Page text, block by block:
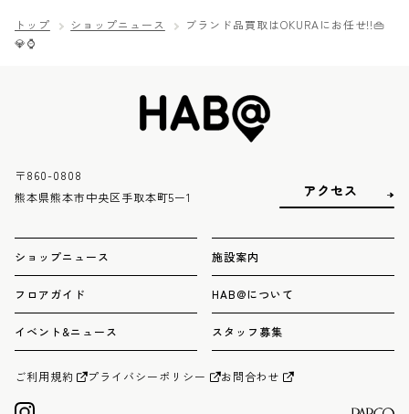
トップ ショップニュース
ブランド品買取はOKURAにお任せ!!👜
💎⌚
〒860-0808
熊本県熊本市中央区手取本町5ー1
アクセス
ショップニュース
フロアガイド
イベント&ニュース
施設案内
HAB@について
スタッフ募集
ご利用規約 プライバシーポリシー お問合わせ